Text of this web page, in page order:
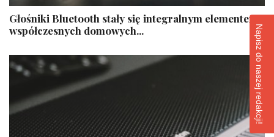
Głośniki Bluetooth stały się integralnym elementem
współczesnych domowych...
Napisz do naszej redakcji!